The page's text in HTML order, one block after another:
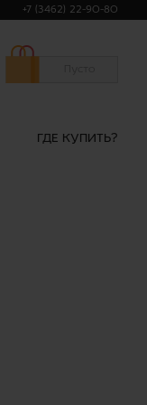
+7 (3462) 22-90-80
ГДЕ КУПИТЬ?